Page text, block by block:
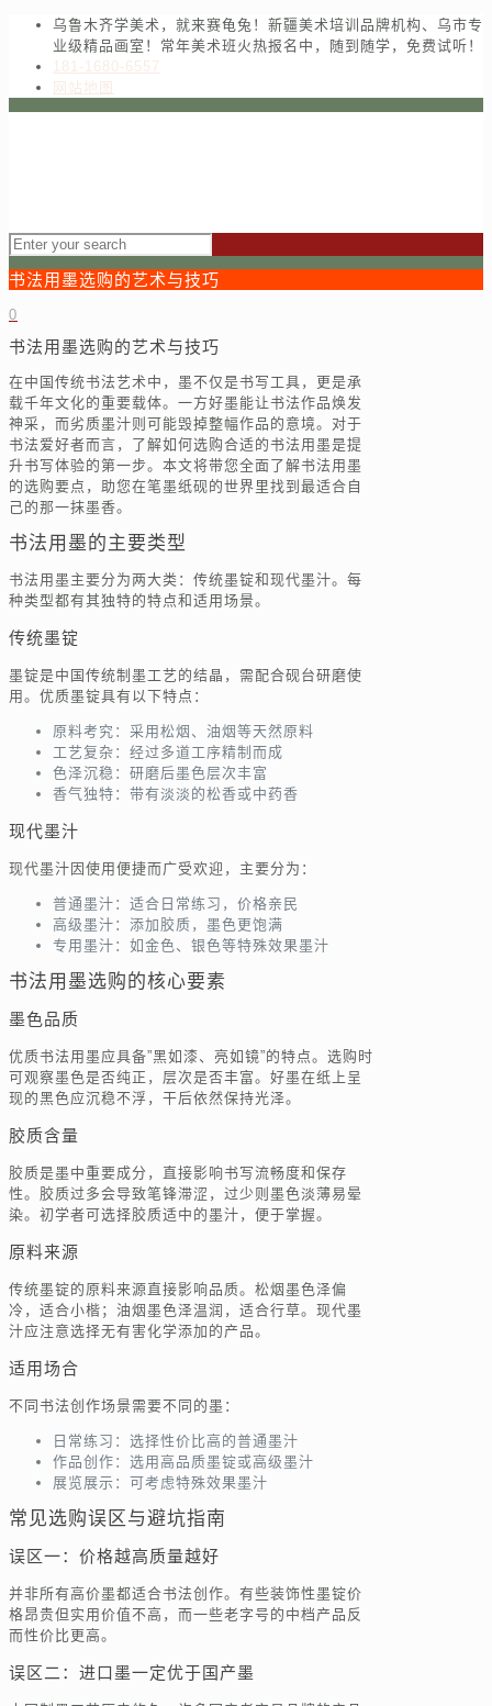
乌鲁木齐学美术，就来赛龟兔！新疆美术培训品牌机构、乌市专
业级精品画室！常年美术班火热报名中，随到随学，免费试听！
181-1680-6557
网站地图
书法用墨选购的艺术与技巧
0
书法用墨选购的艺术与技巧
在中国传统书法艺术中，墨不仅是书写工具，更是承
载千年文化的重要载体。一方好墨能让书法作品焕发
神采，而劣质墨汁则可能毁掉整幅作品的意境。对于
书法爱好者而言，了解如何选购合适的书法用墨是提
升书写体验的第一步。本文将带您全面了解书法用墨
的选购要点，助您在笔墨纸砚的世界里找到最适合自
己的那一抹墨香。
书法用墨的主要类型
书法用墨主要分为两大类：传统墨锭和现代墨汁。每
种类型都有其独特的特点和适用场景。
传统墨锭
墨锭是中国传统制墨工艺的结晶，需配合砚台研磨使
用。优质墨锭具有以下特点：
原料考究：采用松烟、油烟等天然原料
工艺复杂：经过多道工序精制而成
色泽沉稳：研磨后墨色层次丰富
香气独特：带有淡淡的松香或中药香
现代墨汁
现代墨汁因使用便捷而广受欢迎，主要分为：
普通墨汁：适合日常练习，价格亲民
高级墨汁：添加胶质，墨色更饱满
专用墨汁：如金色、银色等特殊效果墨汁
书法用墨选购的核心要素
墨色品质
优质书法用墨应具备”黑如漆、亮如镜”的特点。选购时
可观察墨色是否纯正，层次是否丰富。好墨在纸上呈
现的黑色应沉稳不浮，干后依然保持光泽。
胶质含量
胶质是墨中重要成分，直接影响书写流畅度和保存
性。胶质过多会导致笔锋滞涩，过少则墨色淡薄易晕
染。初学者可选择胶质适中的墨汁，便于掌握。
原料来源
传统墨锭的原料来源直接影响品质。松烟墨色泽偏
冷，适合小楷；油烟墨色泽温润，适合行草。现代墨
汁应注意选择无有害化学添加的产品。
适用场合
不同书法创作场景需要不同的墨：
日常练习：选择性价比高的普通墨汁
作品创作：选用高品质墨锭或高级墨汁
展览展示：可考虑特殊效果墨汁
常见选购误区与避坑指南
误区一：价格越高质量越好
并非所有高价墨都适合书法创作。有些装饰性墨锭价
格昂贵但实用价值不高，而一些老字号的中档产品反
而性价比更高。
误区二：进口墨一定优于国产墨